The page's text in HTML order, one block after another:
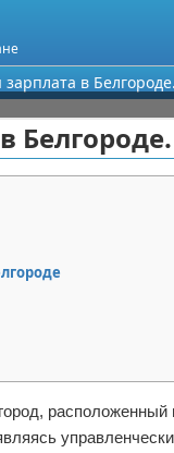
зарплата в